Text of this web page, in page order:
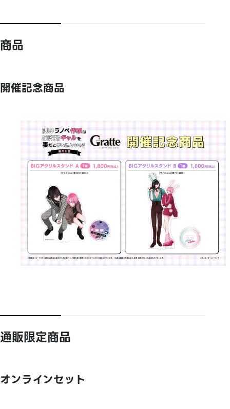
商品
開催記念商品
通販限定商品
オンラインセット